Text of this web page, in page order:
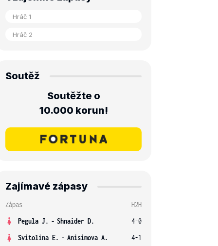
Soutěž
Soutěžte o
10.000 korun!
Zajímavé zápasy
Zápas
H2H
Pegula J. - Shnaider D.
4-0
Svitolina E. - Anisimova A.
4-1